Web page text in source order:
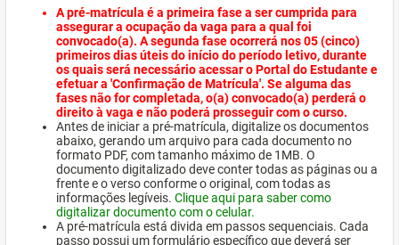
A pré-matrícula é a primeira fase a ser cumprida para
assegurar a ocupação da vaga para a qual foi
convocado(a). A segunda fase ocorrerá nos 05 (cinco)
primeiros dias úteis do início do período letivo, durante
os quais será necessário acessar o Portal do Estudante e
efetuar a 'Confirmação de Matrícula'. Se alguma das
fases não for completada, o(a) convocado(a) perderá o
direito à vaga e não poderá prosseguir com o curso.
Antes de iniciar a pré-matrícula, digitalize os documentos
abaixo, gerando um arquivo para cada documento no
formato PDF, com tamanho máximo de 1MB. O
documento digitalizado deve conter todas as páginas ou a
frente e o verso conforme o original, com todas as
informações legíveis. Clique aqui para saber como
digitalizar documento com o celular.
A pré-matrícula está divida em passos sequenciais. Cada
passo possui um formulário específico que deverá ser